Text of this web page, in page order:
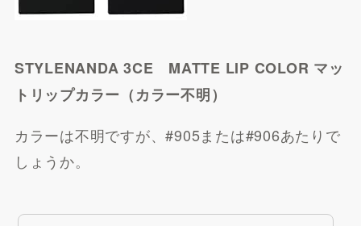
STYLENANDA 3CE MATTE LIP COLOR マッ
トリップカラー（カラー不明）
カラーは不明ですが、#905または#906あたりで
しょうか。